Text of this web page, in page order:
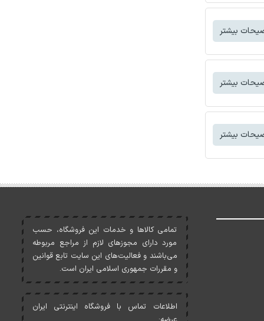
بیشتر
بیشتر
بیشتر
تمامی کالاها و خدمات اين فروشگاه، حسب
مورد دارای مجوزهای لازم از مراجع مربوطه
می‌باشند و فعاليت‌های اين سايت تابع قوانين
و مقررات جمهوری اسلامی ايران است.
اطلاعات تماس با فروشگاه اینترنتی ایران